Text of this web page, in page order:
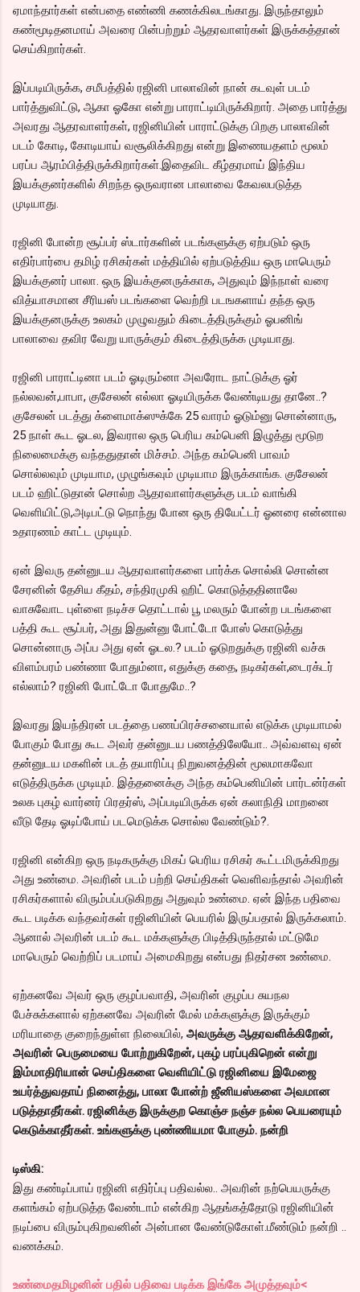
ஏமாந்தார்கள் என்பதை எண்ணி கணக்கிலடங்காது. இருந்தாலும்
கண்மூடிதனமாய் அவரை பின்பற்றும் ஆதரவாளர்கள் இருக்கத்தான்
செய்கிறார்கள்.
இப்படியிருக்க, சமீபத்தில் ரஜினி பாலாவின் நான் கடவுள் படம்
பார்த்துவிட்டு, ஆகா ஓகோ என்று பாராட்டியிருக்கிறார். அதை பார்த்து
அவரது ஆதரவாளர்கள், ரஜினியின் பாராட்டுக்கு பிறகு பாலாவின்
படம் கோடி, கோடியாய் வசூலிக்கிறது என்று இணையதளம் மூலம்
பரப்ப ஆரம்பித்திருக்கிறார்கள்.இதைவிட கீழ்தரமாய் இந்திய
இயக்குனர்களில் சிறந்த ஒருவரான பாலாவை கேவலபடுத்த
முடியாது.
ரஜினி போன்ற சூப்பர் ஸ்டார்களின் படங்களுக்கு ஏற்படும் ஒரு
எதிர்பார்பை தமிழ் ரசிகர்கள் மத்தியில் ஏற்படுத்திய ஒரு மாபெரும்
இயக்குனர் பாலா. ஒரு இயக்குனருக்காக, அதுவும் இந்நாள் வரை
வித்யாசமான சீரியஸ் படங்களை வெற்றி படஙகளாய் தந்த ஒரு
இயக்குனருக்கு உலகம் முழுவதும் கிடைத்திருக்கும் ஓபனிங்
பாலாவை தவிர வேறு யாருக்கும் கிடைத்திருக்க முடியாது.
ரஜினி பாராட்டினா படம் ஓடிரும்னா அவரோட நாட்டுக்கு ஓர்
நல்லவன்,பாபா, குசேலன் எல்லா ஓடியிருக்க வேண்டியது தானே..?
குசேலன் படத்து க்ளைமாக்ஸுக்கே 25 வாரம் ஓடும்னு சொன்னாரு,
25 நாள் கூட ஓடல, இவரால ஒரு பெரிய கம்பெனி இழுத்து மூடுற
நிலைமைக்கு வந்ததுதான் மிச்சம். அந்த கம்பெனி பாவம்
சொல்லவும் முடியாம, முழுங்கவும் முடியாம இருக்காங்க. குசேலன்
படம் ஹிட்டுதான் சொல்ற ஆதரவாளர்களுக்கு படம் வாங்கி
வெளியிட்டு,அடிபட்டு நொந்து போன ஒரு தியேட்டர் ஓனரை என்னால
உதாரணம் காட்ட முடியும்.
ஏன் இவரு தன்னுடய ஆதரவாளர்களை பார்க்க சொல்லி சொன்ன
சேரனின் தேசிய கீதம், சந்திரமுகி ஹிட் கொடுத்ததினாலே
வாசுவோட புள்ளை நடிச்ச தொட்டால் பூ மலரும் போன்ற படங்களை
பத்தி கூட சூப்பர், அது இதுன்னு போட்டோ போஸ் கொடுத்து
சொன்னாரு அப்ப அது ஏன் ஓடல.? படம் ஓடுறதுக்கு ரஜினி வச்சு
விளம்பரம் பண்ணா போதும்னா, எதுக்கு கதை, நடிகர்கள்,டைரக்டர்
எல்லாம்? ரஜினி போட்டோ போதுமே..?
இவரது இயந்திரன் படத்தை பணப்பிரச்சனையால் எடுக்க முடியாமல்
போகும் போது கூட அவர் தன்னுடய பணத்திலேயோ.. அவ்வளவு ஏன்
தன்னுடய மகளின் படத் தயாரிப்பு நிறுவனத்தின் மூலமாகவோ
எடுத்திருக்க முடியும். இத்தனைக்கு அந்த கம்பெனியின் பார்டன்ர்கள்
உலக புகழ் வார்னர் பிரதர்ஸ், அப்படியிருக்க ஏன் கலாநிதி மாறனை
வீடு தேடி ஓடிப்போய் படமெடுக்க சொல்ல வேண்டும்?.
ரஜினி என்கிற ஒரு நடிகருக்கு மிகப் பெரிய ரசிகர் கூட்டமிருக்கிறது
அது உண்மை. அவரின் படம் பற்றி செய்திகள் வெளிவந்தால் அவரின்
ரசிகர்களால் விரும்பப்படுகிறது அதுவும் உண்மை. ஏன் இந்த பதிவை
கூட படிக்க வந்தவர்கள் ரஜினியின் பெயரில் இருப்பதால் இருக்கலாம்.
ஆனால் அவரின் படம் கூட மக்களுக்கு பிடித்திருந்தால் மட்டுமே
மாபெரும் வெற்றிப் படமாய் அமைகிறது என்பது நிதர்சன உண்மை.
ஏற்கனவே அவர் ஒரு குழப்பவாதி, அவரின் குழப்ப சுயநல
பேச்சுக்களால் ஏற்கனவே அவரின் மேல் மக்களுக்கு இருக்கும்
மரியாதை குறைந்துள்ள நிலையில், அவருக்கு ஆதரவளிக்கிறேன்,
அவரின் பெருமையை போற்றுகிறேன், புகழ் பரப்புகிறென் என்று
இம்மாதிரியான் செய்திகளை வெளியிட்டு ரஜினியை இமேஜை
உயர்த்துவதாய் நினைத்து, பாலா போன்ற் ஜீனியஸ்களை அவமான
படுத்தாதீர்கள். ரஜினிக்கு இருக்குற கொஞ்ச நஞ்ச நல்ல பெயரையும்
கெடுக்காதீர்கள். உங்களுக்கு புண்ணியமா போகும். நன்றி
டிஸ்கி:
இது கண்டிப்பாய் ரஜினி எதிர்ப்பு பதிவல்ல.. அவரின் நற்பெயருக்கு
களங்கம் ஏற்படுத்த வேண்டாம் என்கிற ஆதங்கத்தோடு ரஜினியின்
நடிப்பை விரும்புகிறவனின் அன்பான வேண்டுகோள்.மீண்டும் நன்றி ..
வணக்கம்.
உண்மைதமிழனின் பதில் பதிவை படிக்க இங்கே அமுத்தவும்<